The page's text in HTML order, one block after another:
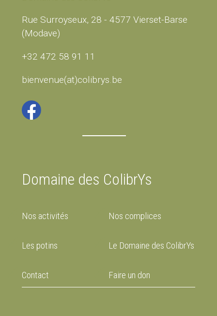
Rue Surroyseux, 28 - 4577 Vierset-Barse
(Modave)
+32 472 58 91 11
bienvenue(at)colibrys.be
Domaine des ColibrYs
Nos activités Nos complices
Les potins Le Domaine des ColibrYs
Contact Faire un don